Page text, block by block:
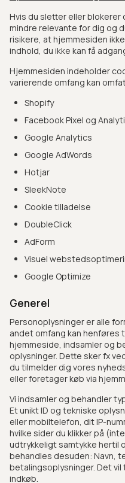
Hvis du sletter eller blokerer
mindre relevante for dig og
risikere, at hjemmesiden
indhold, du ikke kan få
Hjemmesiden indeholder
varierende omfang kan
Shopify
Facebook Pixel og
Google Analytics
Google AdWords
Hotjar
SleekNote
Cookie tilladelse
DoubleClick
AdForm
Visuel
Google Optimize
Generel
Personoplysninger er alle
andet omfang kan henføres
hjemmeside, indsamler og
oplysninger. Dette sker fx
du tilmelder dig vores
eller foretager køb via
Vi indsamler og behandler
Et unikt ID og tekniske
eller mobiltelefon, dit IP-
hvilke sider du klikker på
udtrykkeligt samtykke hertil
behandles desuden: Navn,
betalingsoplysninger. Det
indkøb.